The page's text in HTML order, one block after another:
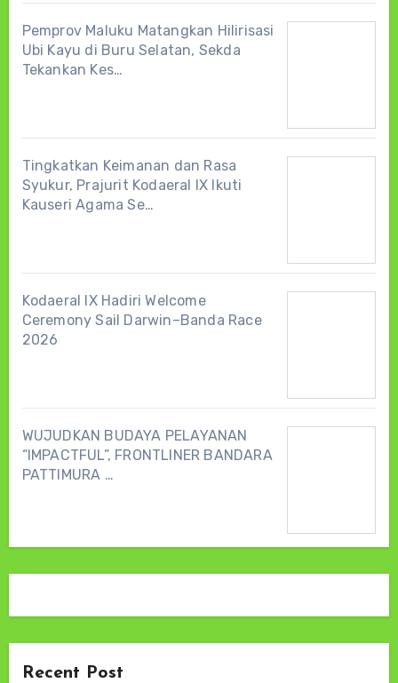
Pemprov Maluku Matangkan Hilirisasi
Ubi Kayu di Buru Selatan, Sekda
Tekankan Kes…
Tingkatkan Keimanan dan Rasa
Syukur, Prajurit Kodaeral IX Ikuti
Kauseri Agama Se…
Kodaeral IX Hadiri Welcome
Ceremony Sail Darwin–Banda Race
2026
WUJUDKAN BUDAYA PELAYANAN
“IMPACTFUL”, FRONTLINER BANDARA
PATTIMURA …
Recent Post